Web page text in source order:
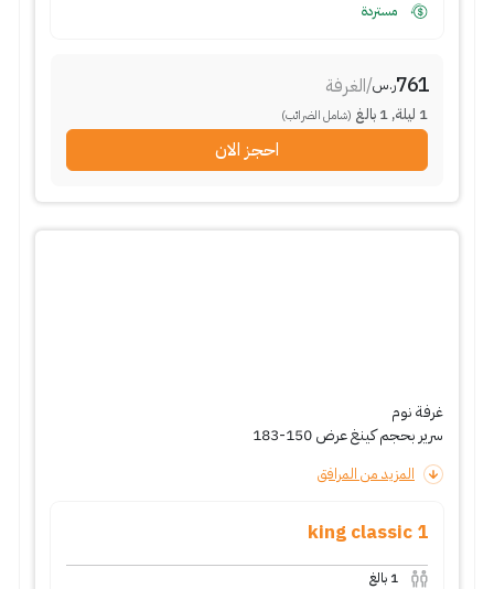
مستردة
761ر.س/الغرفة
1 ليلة,
1 بالغ (شامل الضرائب)
احجز الان
غرفة نوم
سرير بحجم كينغ عرض 150-183
المزيد من المرافق
1 king classic
1 بالغ